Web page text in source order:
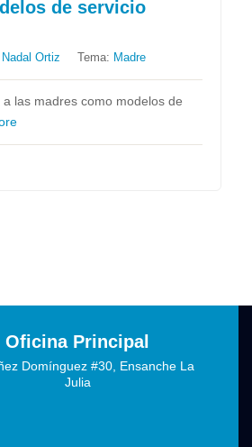
de servicio
Ortiz Tema: Madre
a las madres como modelos de
Oficina Principal
Domínguez #30, Ensanche La
Julia